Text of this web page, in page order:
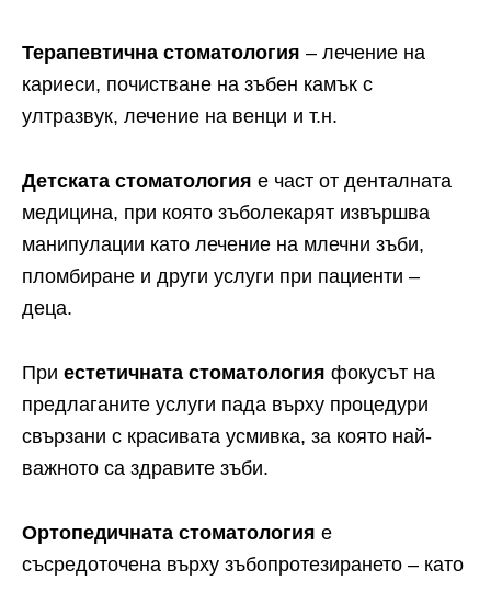
Терапевтична стоматология – лечение на
кариеси, почистване на зъбен камък с
ултразвук, лечение на венци и т.н.
Детската стоматология е част от денталната
медицина, при която зъболекарят извършва
манипулации като лечение на млечни зъби,
пломбиране и други услуги при пациенти –
деца.
При естетичната стоматология фокусът на
предлаганите услуги пада върху процедури
свързани с красивата усмивка, за която най-
важното са здравите зъби.
Ортопедичната стоматология е
съсредоточена върху зъбопротезирането – като